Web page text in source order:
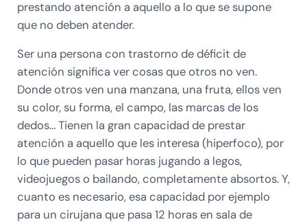
prestando atención a aquello a lo que se supone
que no deben atender.
Ser una persona con trastorno de déficit de
atención significa ver cosas que otros no ven.
Donde otros ven una manzana, una fruta, ellos ven
su color, su forma, el campo, las marcas de los
dedos… Tienen la gran capacidad de prestar
atención a aquello que les interesa (hiperfoco), por
lo que pueden pasar horas jugando a legos,
videojuegos o bailando, completamente absortos. Y,
cuanto es necesario, esa capacidad por ejemplo
para un cirujana que pasa 12 horas en sala de